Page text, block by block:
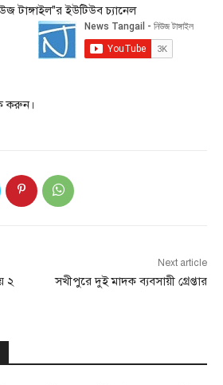
টাঙ্গাইল"র ইউটিউব চ্যানেল
করুন।
২
Next article
সখীপুরে দুই মাদক ব্যবসায়ী গ্রেপ্তার